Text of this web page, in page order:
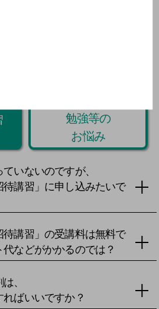
勉強等の
お悩み
いないのですが、
待講習」に申し込みたいで
待講習」の受講料は無料で
代などがかかるのでは？
、
ればいいですか？